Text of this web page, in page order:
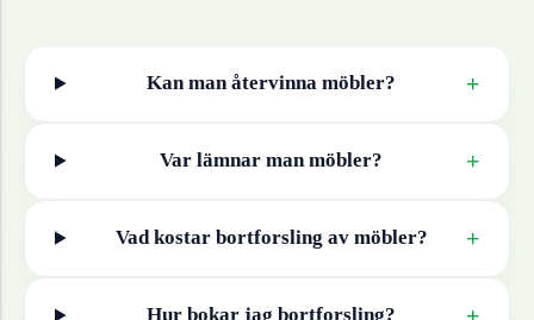
Kan man återvinna möbler? +
Var lämnar manmöbler? +
Vad kostar bortforsling av möbler? +
Hur bokar jag bortforsling? +